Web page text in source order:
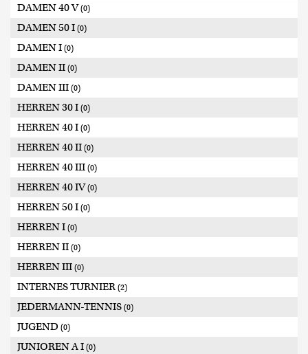
DAMEN 40 V(0)
DAMEN 50 I (0)
DAMEN I (0)
DAMEN II (0)
DAMEN III (0)
HERREN 30 I (0)
HERREN 40 I (0)
HERREN 40 II (0)
HERREN 40 III (0)
HERREN 40 IV(0)
HERREN 50 I (0)
HERREN I (0)
HERREN II (0)
HERREN III (0)
INTERNES TURNIER (2)
JEDERMANN-TENNIS (0)
JUGEND (0)
JUNIOREN A I (0)